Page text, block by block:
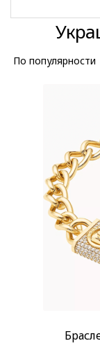
Применить
Женские
Бренд
Michael Kors
Материал
Дополнительно